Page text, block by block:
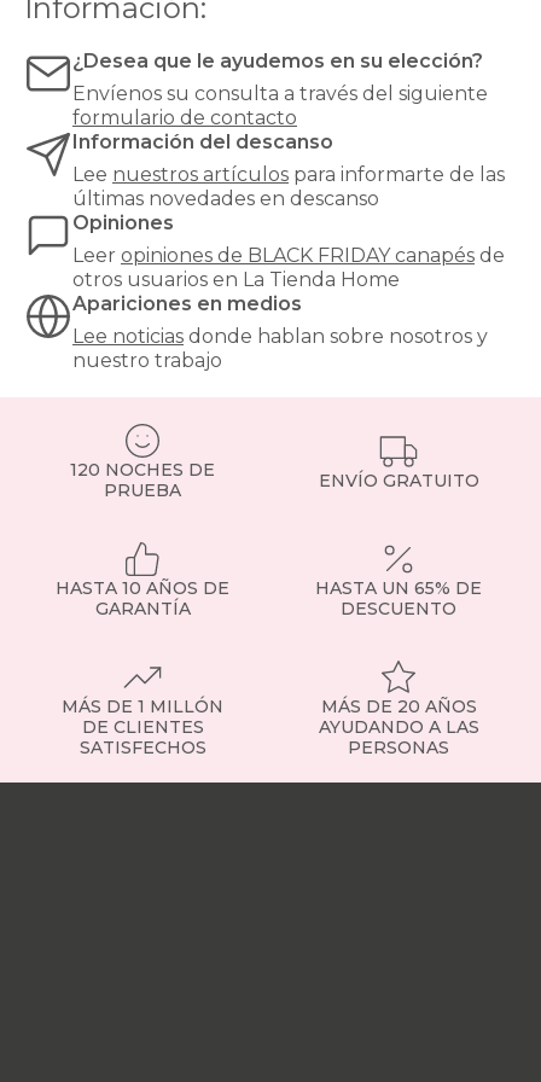
Información:
¿Desea que le ayudemos en su elección?
Envíenos su consulta a través del siguiente
formulario de contacto
Información del descanso
Lee nuestros artículos para informarte de las
últimas novedades en descanso
Opiniones
Leer opiniones de BLACK FRIDAY canapés de
otros usuarios en La Tienda Home
Apariciones en medios
Lee noticias donde hablan sobre nosotros y
nuestro trabajo
120 NOCHES DE
PRUEBA
ENVÍO GRATUITO
HASTA 10 AÑOS DE
GARANTÍA
HASTA UN 65% DE
DESCUENTO
MÁS DE 1 MILLÓN
DE CLIENTES
SATISFECHOS
MÁS DE 20 AÑOS
AYUDANDO A LAS
PERSONAS